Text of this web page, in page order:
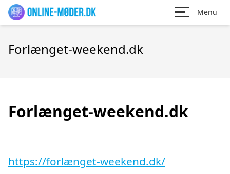
Menu
Forlænget-weekend.dk
Forlænget-weekend.dk
https://forlænget-weekend.dk/